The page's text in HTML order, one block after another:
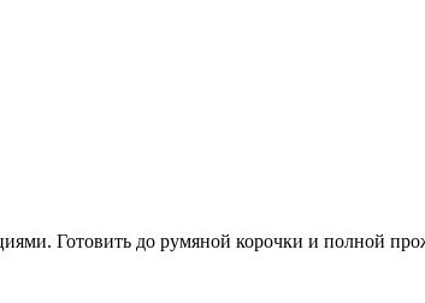
Готовить до румяной корочки и полной